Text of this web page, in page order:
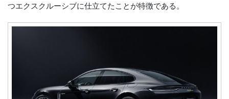
つエクスクルーシブに仕立てたことが特徴である。